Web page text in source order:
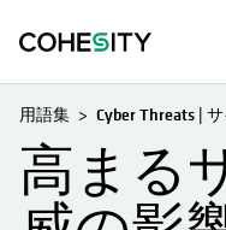
用語集 Cyber Threats |
高まる